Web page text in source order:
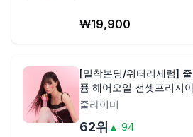
₩19,900
[밀착본딩/워터리세럼]
퓸 헤어오일 선셋프리지
줄라이미
62위 ▲ 94